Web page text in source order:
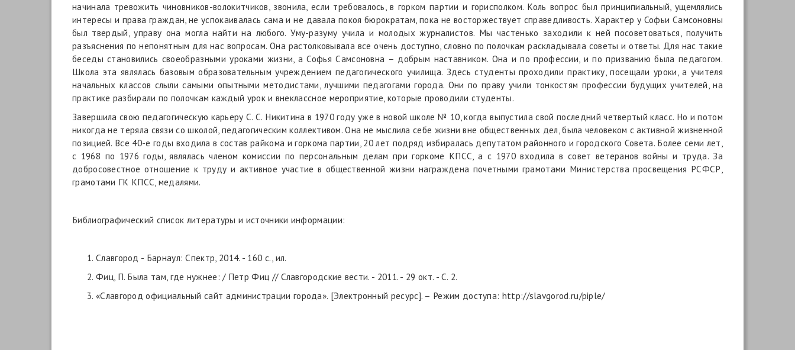
начинала тревожить чиновников-волокитчиков, звонила, если требовалось, в горком партии и горисполком. Коль вопрос был принципиальный, ущемлялись
интересы и права граждан, не успокаивалась сама и не давала покоя бюрократам, пока не восторжествует справедливость. Характер у Софьи Самсоновны
был твердый, управу она могла найти на любого. Уму-разуму учила и молодых журналистов. Мы частенько заходили к ней посоветоваться, получить
разъяснения по непонятным для нас вопросам. Она растолковывала все очень доступно, словно по полочкам раскладывала советы и ответы. Для нас такие
беседы становились своеобразными уроками жизни, а Софья Самсоновна – добрым наставником. Она и по профессии, и по призванию была педагогом.
Школа эта являлась базовым образовательным учреждением педагогического училища. Здесь студенты проходили практику, посещали уроки, а учителя
начальных классов слыли самыми опытными методистами, лучшими педагогами города. Они по праву учили тонкостям профессии будущих учителей, на
практике разбирали по полочкам каждый урок и внеклассное мероприятие, которые проводили студенты.
Завершила свою педагогическую карьеру С. С. Никитина в 1970 году уже в новой школе № 10, когда выпустила свой последний четвертый класс. Но и потом
никогда не теряла связи со школой, педагогическим коллективом. Она не мыслила себе жизни вне общественных дел, была человеком с активной жизненной
позицией. Все 40-е годы входила в состав райкома и горкома партии, 20 лет подряд избиралась депутатом районного и городского Совета. Более семи лет,
с 1968 по 1976 годы, являлась членом комиссии по персональным делам при горкоме КПСС, а с 1970 входила в совет ветеранов войны и труда. За
добросовестное отношение к труду и активное участие в общественной жизни награждена почетными грамотами Министерства просвещения РСФСР,
грамотами ГК КПСС, медалями.
Библиографический список литературы и источники информации:
Славгород - Барнаул: Спектр, 2014. - 160 с., ил.
Фиц, П. Была там, где нужнее: / Петр Фиц // Славгородские вести. - 2011. - 29 окт. - С. 2.
«Славгород официальный сайт администрации города». [Электронный ресурс]. – Режим доступа: http://slavgorod.ru/piple/